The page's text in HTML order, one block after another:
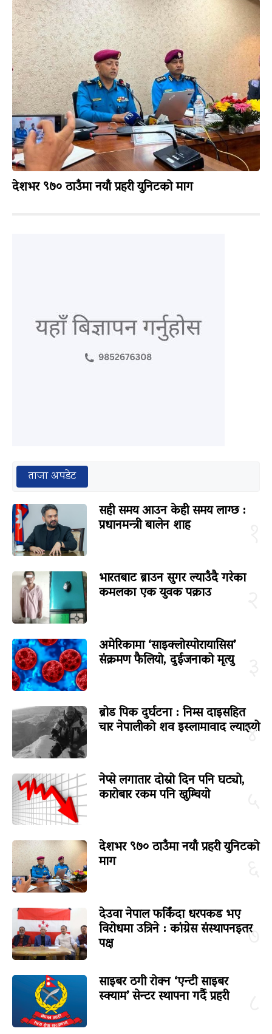
देशभर ९७० ठाउँमा नयाँ प्रहरी युनिटको माग
ताजा अपडेट
सही समय आउन केही समय लाग्छ :
प्रधानमन्त्री बालेन शाह
भारतबाट ब्राउन सुगर ल्याउँदै गरेका
कमलका एक युवक पक्राउ
अमेरिकामा ‘साइक्लोस्पोरायासिस’
संक्रमण फैलियो, दुईजनाको मृत्यु
४
ब्रोड पिक दुर्घटना : निम्स दाइसहित
चार नेपालीको शव इस्लामावाद ल्याइयो
नेप्से लगातार दोस्रो दिन पनि घट्यो,
कारोबार रकम पनि खुम्चियो
देशभर ९७० ठाउँमा नयाँ प्रहरी युनिटको
माग
७
देउवा नेपाल फर्किंदा धरपकड भए
विरोधमा उत्रिने : कांग्रेस संस्थापनइतर
पक्ष
साइबर ठगी रोक्न ‘एन्टी साइबर
स्क्याम’ सेन्टर स्थापना गर्दै प्रहरी